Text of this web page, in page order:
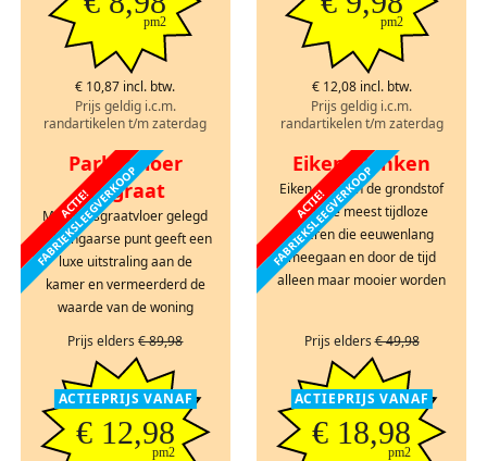
pm2
€ 10,87 incl. btw.
Prijs geldig i.c.m.
randartikelen t/m zaterdag
pm2
€ 12,08 incl. btw.
Prijs geldig i.c.m.
randartikelen t/m zaterdag
ACTIE!
FABRIEKSLEEGVERKOOP
Parketvloer
visgraat
Mooie visgraatvloer gelegd
in Hongaarse punt geeft een
luxe uitstraling aan de
kamer en vermeerderd de
waarde van de woning
Prijs elders€ 89,98
ACTIEPRIJS VANAF
€ 12,98
pm2
ACTIE!
FABRIEKSLEEGVERKOOP
Eiken planken
Eiken planken de grondstof
voor de meest tijdloze
vloeren die eeuwenlang
meegaan en door de tijd
alleen maar mooier worden
Prijs elders€ 49,98
ACTIEPRIJS VANAF
€ 18,98
pm2